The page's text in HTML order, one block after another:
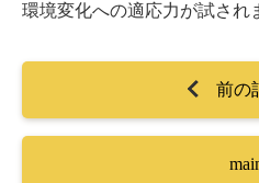
環境変化への適応力が試され
前の